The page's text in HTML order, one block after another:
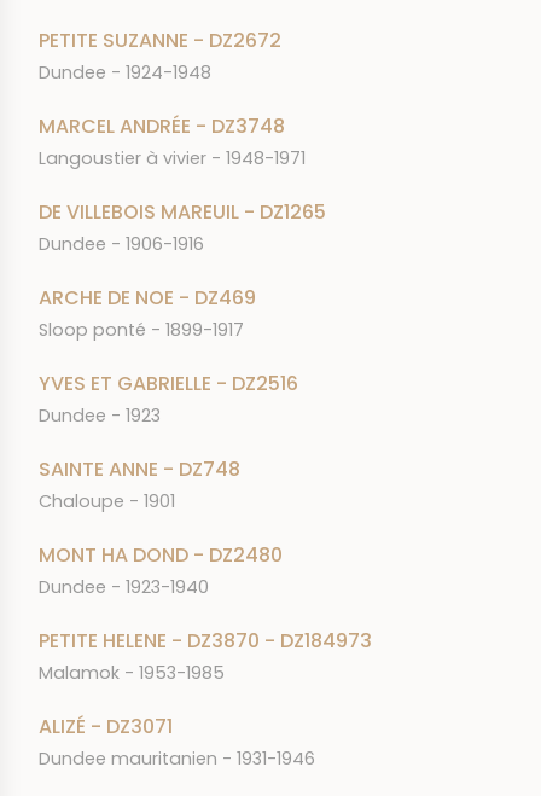
PETITE SUZANNE - DZ2672
Dundee - 1924-1948
MARCEL ANDRÉE - DZ3748
Langoustier à vivier - 1948-1971
DE VILLEBOIS MAREUIL - DZ1265
Dundee - 1906-1916
ARCHE DE NOE - DZ469
Sloop ponté - 1899-1917
YVES ET GABRIELLE - DZ2516
Dundee - 1923
SAINTE ANNE - DZ748
Chaloupe - 1901
MONT HA DOND - DZ2480
Dundee - 1923-1940
PETITE HELENE - DZ3870 - DZ184973
Malamok - 1953-1985
ALIZÉ - DZ3071
Dundee mauritanien - 1931-1946